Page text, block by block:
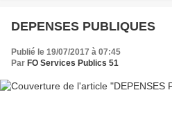
DEPENSES PUBLIQUES
Publié le 19/07/2017 à 07:45
Par FO Services Publics 51